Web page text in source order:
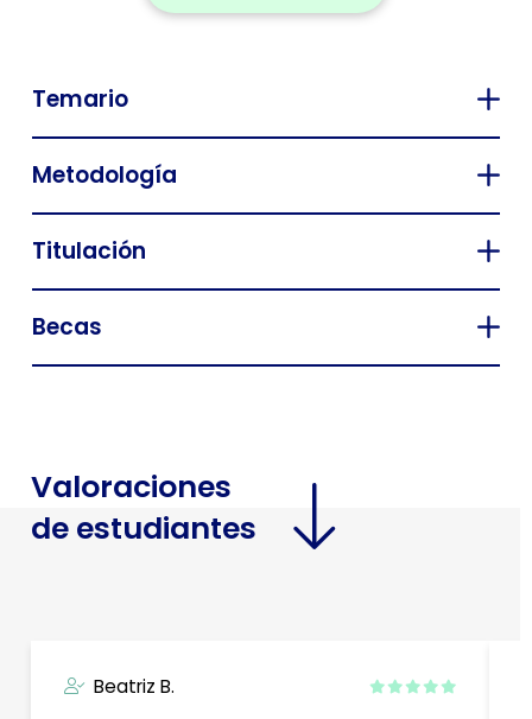
Temario
Metodología
Titulación
Becas
Valoraciones
de estudiantes
Beatriz B.